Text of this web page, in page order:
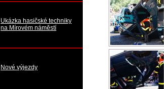
Ukázka hasičské techniky
na Mírovém náměstí
Nové výjezdy